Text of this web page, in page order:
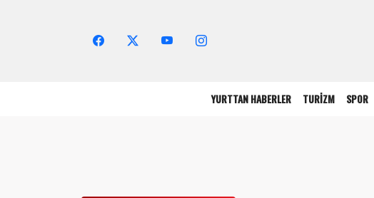
YURTTAN HABERLER TURİZM SPOR
Arama Yap!